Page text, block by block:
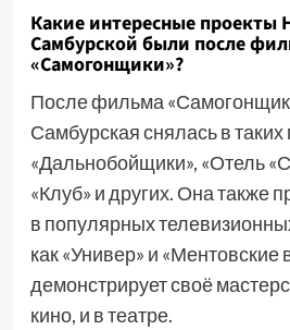
Какие интересные проекты
Самбурской были после
«Самогонщики»?
После фильма
Самбурская снялась в таких
«Дальнобойщики», «Отель
«Клуб» и других. Она также
в популярных
как «Универ» и «Ментовские
демонстрирует своё
кино, и в театре.